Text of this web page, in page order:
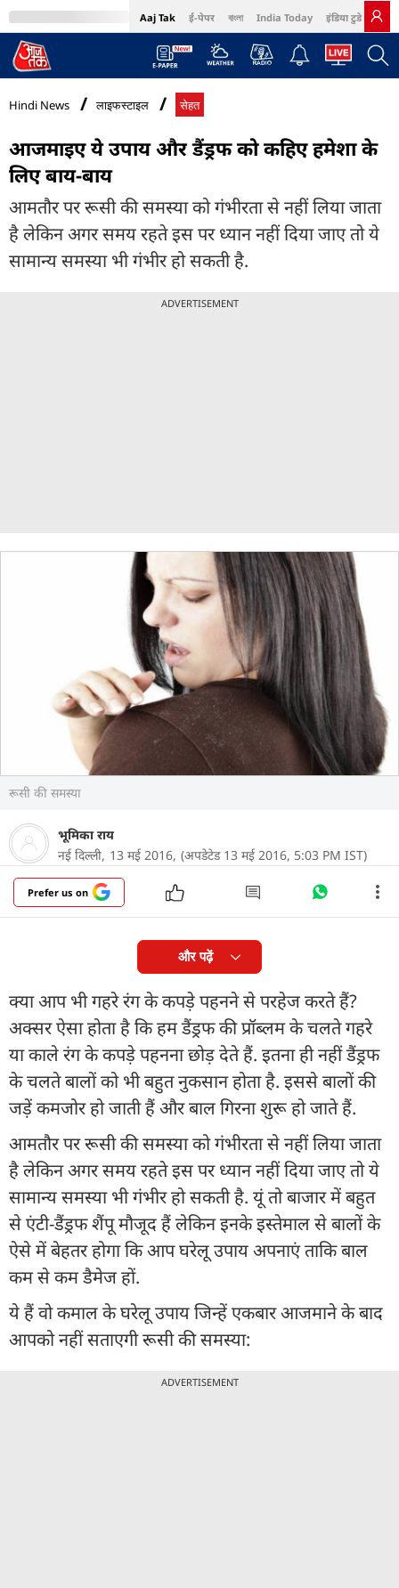
Aaj Tak ई-पेपर বাংলা India Today इंडिया टुडे हिंदी
MumbaiTak Cosmopolitan Harper's Bazaar Northeast
Hindi News लाइफस्टाइल सेहत
आजमाइए ये उपाय और डैंड्रफ को कहिए हमेशा के
लिए बाय-बाय
आमतौर पर रूसी की समस्या को गंभीरता से नहीं लिया जाता
है लेकिन अगर समय रहते इस पर ध्यान नहीं दिया जाए तो ये
सामान्य समस्या भी गंभीर हो सकती है.
ADVERTISEMENT
रूसी की समस्या
भूमिका राय
नई दिल्ली, 13 मई 2016, (अपडेटेड 13 मई 2016, 5:03 PM IST)
Prefer us on
और पढ़ें
क्या आप भी गहरे रंग के कपड़े पहनने से परहेज करते हैं?
अक्सर ऐसा होता है कि हम डैंड्रफ की प्रॉब्लम के चलते गहरे
या काले रंग के कपड़े पहनना छोड़ देते हैं. इतना ही नहीं डैंड्रफ
के चलते बालों को भी बहुत नुकसान होता है. इससे बालों की
जड़ें कमजोर हो जाती हैं और बाल गिरना शुरू हो जाते हैं.
आमतौर पर रूसी की समस्या को गंभीरता से नहीं लिया जाता
है लेकिन अगर समय रहते इस पर ध्यान नहीं दिया जाए तो ये
सामान्य समस्या भी गंभीर हो सकती है. यूं तो बाजार में बहुत
से एंटी-डैंड्रफ शैंपू मौजूद हैं लेकिन इनके इस्तेमाल से बालों के
ऐसे में बेहतर होगा कि आप घरेलू उपाय अपनाएं ताकि बाल
कम से कम डैमेज हों.
ये हैं वो कमाल के घरेलू उपाय जिन्हें एकबार आजमाने के बाद
आपको नहीं सताएगी रूसी की समस्या:
ADVERTISEMENT